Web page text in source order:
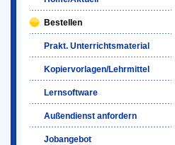
Bestellen
Prakt. Unterrichtsmaterial
Kopiervorlagen/Lehrmittel
Lernsoftware
Außendienst anfordern
Jobangebot